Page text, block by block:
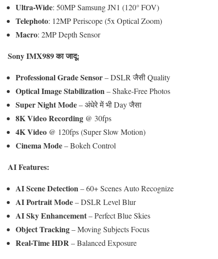
Ultra-Wide: 50MP Samsung JN1 (120° FOV)
Telephoto: 12MP Periscope (5x Optical Zoom)
Macro: 2MP Depth Sensor
Sony IMX989 का जादू:
Professional Grade Sensor– DSLR जैसी Quality
Optical Image Stabilization– Shake-Free Photos
Super Night Mode– अंधेरे में भी Day जैसा
8K Video Recording @ 30fps
4K Video @ 120fps (Super Slow Motion)
Cinema Mode– Bokeh Control
AI Features:
AI Scene Detection– 60+ Scenes Auto Recognize
AI Portrait Mode– DSLR Level Blur
AI Sky Enhancement– Perfect Blue Skies
Object Tracking– Moving Subjects Focus
Real-Time HDR– Balanced Exposure